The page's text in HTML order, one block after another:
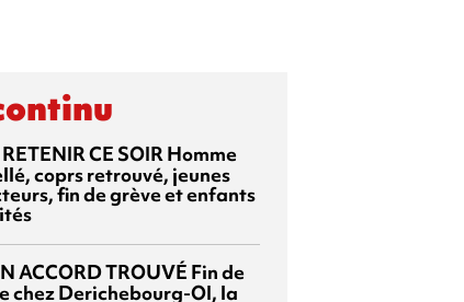
CE SOIR Homme
coprs retrouvé, jeunes
fin de grève et enfants
ACCORD TROUVÉ Fin de
chez Derichebourg-OI, la